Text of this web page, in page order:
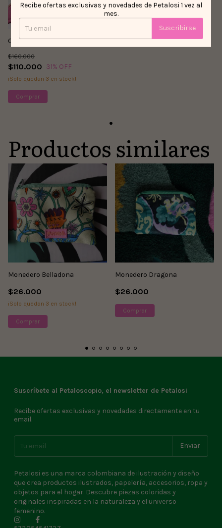
Camisa Criaturas del Bosque
$110.000
$160.000
31% OFF
¡Solo quedan 3 en stock!
Comprar
Productos similares
Monedero Belladona
$26.000
¡Solo quedan 3 en stock!
Monedero Dragona
$26.000
Suscríbete al Petaloscopio, el newsletter de Petalosi
Recibe ofertas exclusivas y novedades directamente en tu
email.
Petalosi es una marca colombiana de ilustración y diseño
que crea productos ilustrados, papelería, accesorios, ropa y
objetos para el hogar. Descubre piezas coloridas y
originales inspiradas en la naturaleza y el universo
femenino.
Recibe ofertas exclusivas y novedades de Petalosi 1 vez al
mes.
Suscribirse